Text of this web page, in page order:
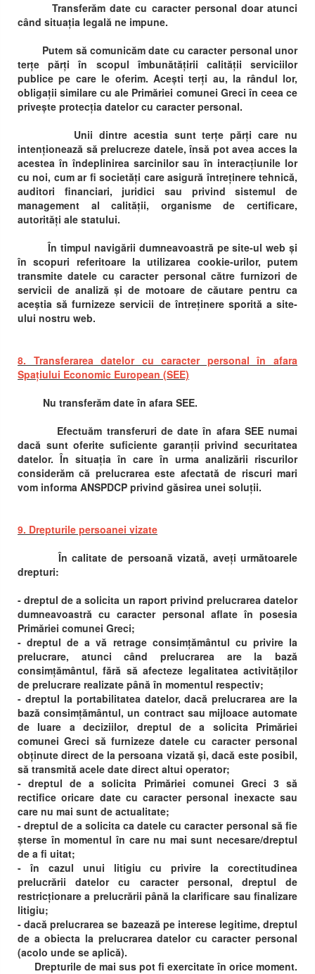
Transferăm date cu caracter personal doar atunci
când situația legală ne impune.
Putem să comunicăm date cu caracter personal unor
terțe părți în scopul îmbunătățirii calității serviciilor
publice pe care le oferim. Acești terți au, la rândul lor,
obligații similare cu ale Primăriei comunei Greci în ceea ce
privește protecția datelor cu caracter personal.
Unii dintre acestia sunt terțe părți care nu
intenționează să prelucreze datele, însă pot avea acces la
acestea în îndeplinirea sarcinilor sau în interacțiunile lor
cu noi, cum ar fi societăți care asigură întreținere tehnică,
auditori financiari, juridici sau privind sistemul de
management al calității, organisme de certificare,
autorități ale statului.
În timpul navigării dumneavoastră pe site-ul web și
în scopuri referitoare la utilizarea cookie-urilor, putem
transmite datele cu caracter personal către furnizori de
servicii de analiză și de motoare de căutare pentru ca
aceștia să furnizeze servicii de întreținere sporită a site-
ului nostru web.
8. Transferarea datelor cu caracter personal în afara
Spațiului Economic European (SEE)
Nu transferăm date în afara SEE.
Efectuăm transferuri de date în afara SEE numai
dacă sunt oferite suficiente garanții privind securitatea
datelor. În situația în care în urma analizării riscurilor
considerăm că prelucrarea este afectată de riscuri mari
vom informa ANSPDCP privind găsirea unei soluții.
9. Drepturile persoanei vizate
În calitate de persoană vizată, aveți următoarele
drepturi:
- dreptul de a solicita un raport privind prelucrarea datelor
dumneavoastră cu caracter personal aflate în posesia
Primăriei comunei Greci;
- dreptul de a vă retrage consimțământul cu privire la
prelucrare, atunci când prelucrarea are la bază
consimțământul, fără să afecteze legalitatea activităților
de prelucrare realizate până în momentul respectiv;
- dreptul la portabilitatea datelor, dacă prelucrarea are la
bază consimțământul, un contract sau mijloace automate
de luare a deciziilor, dreptul de a solicita Primăriei
comunei Greci să furnizeze datele cu caracter personal
obținute direct de la persoana vizată și, dacă este posibil,
să transmită acele date direct altui operator;
- dreptul de a solicita Primăriei comunei Greci 3 să
rectifice oricare date cu caracter personal inexacte sau
care nu mai sunt de actualitate;
- dreptul de a solicita ca datele cu caracter personal să fie
șterse în momentul în care nu mai sunt necesare/dreptul
de a fi uitat;
- în cazul unui litigiu cu privire la corectitudinea
prelucrării datelor cu caracter personal, dreptul de
restricționare a prelucrării până la clarificare sau finalizare
litigiu;
- dacă prelucrarea se bazează pe interese legitime, dreptul
de a obiecta la prelucrarea datelor cu caracter personal
(acolo unde se aplică).
Drepturile de mai sus pot fi exercitate în orice moment.